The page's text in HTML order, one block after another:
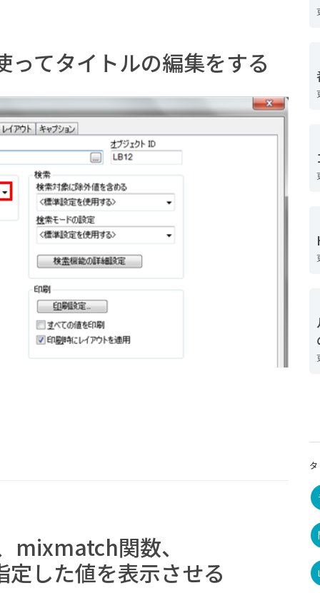
てタイトルの編集をする
関数、
した値を表示させる